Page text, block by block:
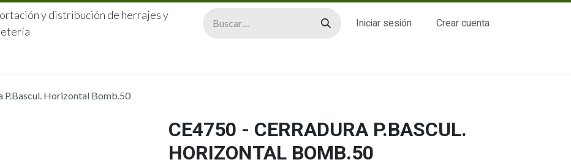
y distribución de herrajes y
Iniciar sesión Crear cuenta
P.Bascul. Horizontal Bomb.50
CE4750 - CERRADURA P.BASCUL.
HORIZONTAL BOMB.50